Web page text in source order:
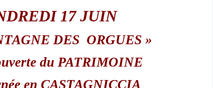
17 JUIN
DES ORGUES »
du PATRIMOINE
en CASTAGNICCIA